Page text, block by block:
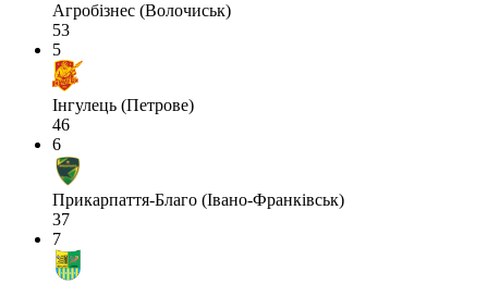
Агробізнес (Волочиськ)
53
5
Інгулець (Петрове)
46
6
Прикарпаття-Благо (Івано-Франківськ)
37
7